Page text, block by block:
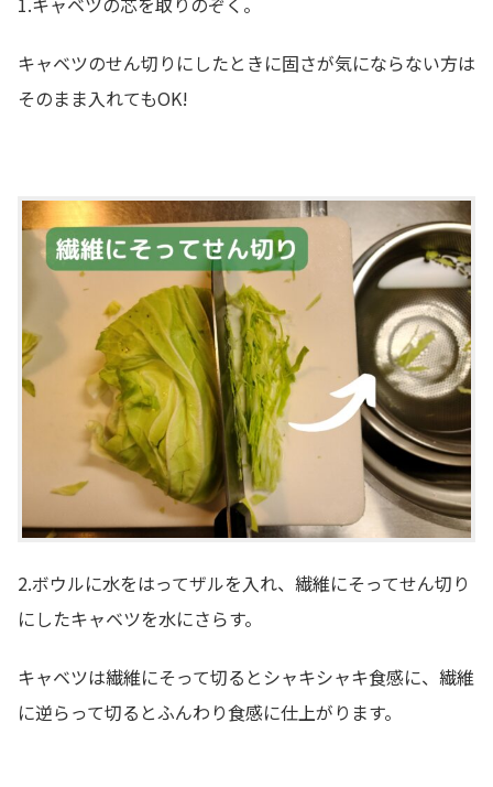
キャベツのせん切りにしたときに固さが気にならない方は
そのまま入れてもOK!
2.ボウルに水をはってザルを入れ、繊維にそってせん切り
にしたキャベツを水にさらす。
キャベツは繊維にそって切るとシャキシャキ食感に、繊維
に逆らって切るとふんわり食感に仕上がります。